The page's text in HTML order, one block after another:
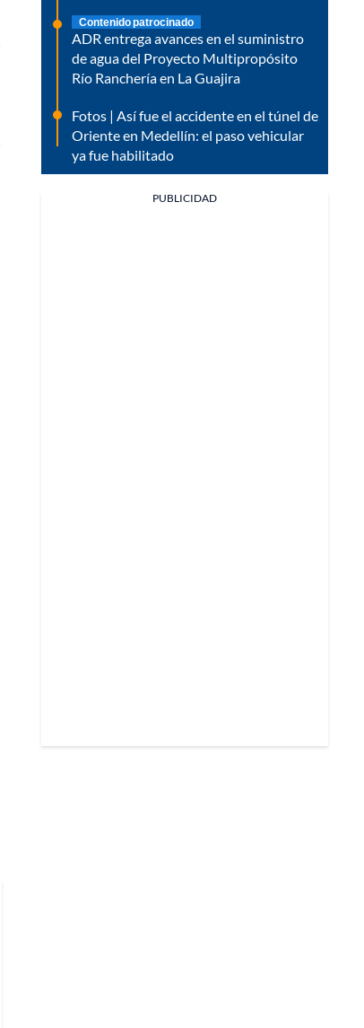
Contenido patrocinado
ADR entrega avances en el suministro
de agua del Proyecto Multipropósito
Río Ranchería en La Guajira
Fotos | Así fue el accidente en el túnel de
Oriente en Medellín: el paso vehicular
ya fue habilitado
PUBLICIDAD